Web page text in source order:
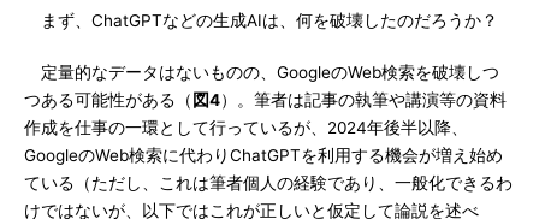
まず、ChatGPTなどの生成AIは、何を破壊したのだろうか？
定量的なデータはないものの、GoogleのWeb検索を破壊しつ
つある可能性がある（ 図4）。筆者は記事の執筆や講演等の資料
作成を仕事の一環として行っているが、2024年後半以降、
GoogleのWeb検索に代わりChatGPTを利用する機会が増え始め
ている（ただし、これは筆者個人の経験であり、一般化できるわ
けではないが、以下ではこれが正しいと仮定して論説を述べ